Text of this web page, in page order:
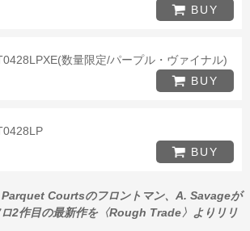
BUY
数量限定/パープル・ヴァイナル)
BUY
BUY
Parquet Courtsのフロントマン、A. Savageが
2作目の最新作を〈Rough Trade〉よりリリ